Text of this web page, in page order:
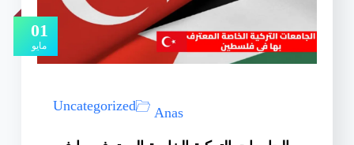
01
مايو
Anas
Uncategorized